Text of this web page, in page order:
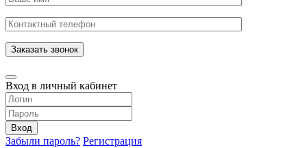
Заказать звонок
Вход в личный кабинет
Вход
Забыли пароль? Регистрация